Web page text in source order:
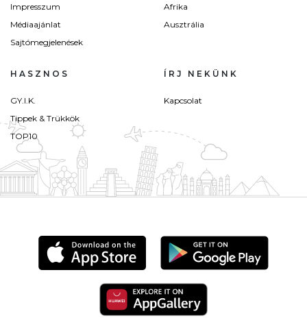
Impresszum
Médiaajánlat
Sajtómegjelenések
Afrika
Ausztrália
HASZNOS
GY.I.K.
Tippek & Trükkök
TOP10
ÍRJ NEKÜNK
Kapcsolat